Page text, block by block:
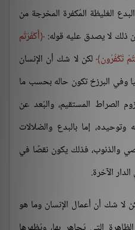
الغليظة المُكفرة المخرجة من
ذلك لا يصدق عليه قوله: أَكَفَرْتُم
تَكْفُرُون لكن لا شك أن الإنسان
وفي البرزخ تكون حاله بحسب ما
الصراط المستقيم، والبُعد عن
إما بالبدع والضلالات
والذنوب، فذلك يكون نقصًا في
الآخرة.
لا شك أن أعمال الإنسان وما هو